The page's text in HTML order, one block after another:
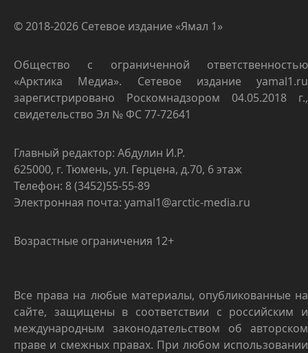
© 2018-2026 Сетевое издание «Ямал 1»
Общество с ограниченной ответственностью
«Арктика Медиа». Сетевое издание yamal1.ru
зарегистрировано Роскомнадзором 04.05.2018 г.,
свидетельство Эл № ФС 77-72641
Главный редактор: Абдулин И.Р.
625000, г. Тюмень, ул. Герцена, д.70, 6 этаж
Телефон: 8 (3452)55-55-89
Электронная почта: yamal1@arctic-media.ru
Возрастные ограничения 12+
Все права на любые материалы, опубликованные на
сайте, защищены в соответствии с российским и
международным законодательством об авторском
праве и смежных правах. При любом использовании